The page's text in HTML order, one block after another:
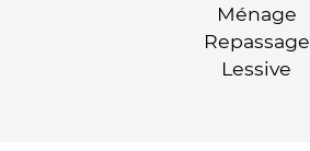
Ménage
Repassage
Lessive